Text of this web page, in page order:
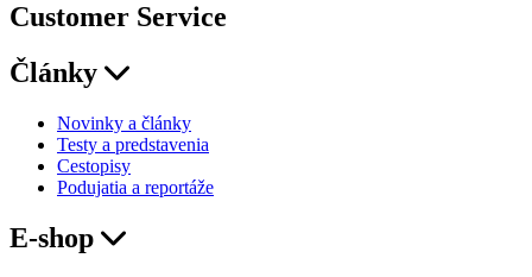
Customer Service
Články
Novinky a články
Testy a predstavenia
Cestopisy
Podujatia a reportáže
E-shop